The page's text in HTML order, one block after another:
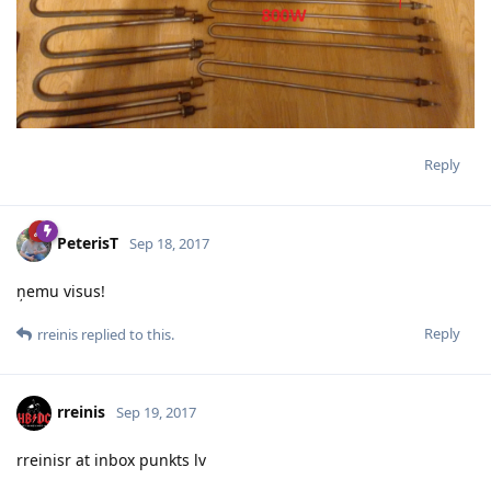
Reply
PeterisT Sep 18, 2017
ņemu visus!
Reply
rreinis replied to this.
rreinis Sep 19, 2017
rreinisr at inbox punkts lv